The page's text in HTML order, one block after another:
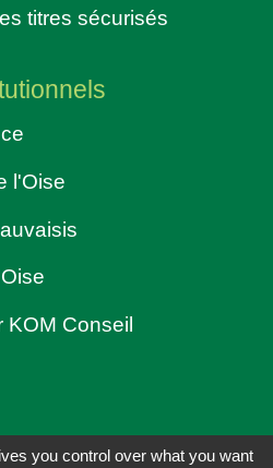
titres sécurisés
l'Oise
KOM Conseil
- Accessibilité -
you control over what you want